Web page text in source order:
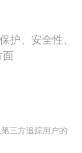
护、安全性、
面
三方追踪用户的